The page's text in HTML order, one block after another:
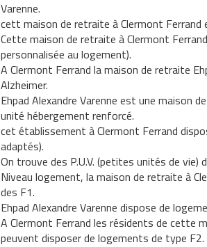
Varenne.
cett maison de retraite à Clermont Ferrand
Cette maison de retraite à Clermont
personnalisée au logement).
A Clermont Ferrand la maison de retraite
Alzheimer.
Ehpad Alexandre Varenne est une maison
unité hébergement renforcé.
cet établissement à Clermont Ferrand
adaptés).
On trouve des P.U.V. (petites unités de vie)
Niveau logement, la maison de retraite à
des F1.
Ehpad Alexandre Varenne dispose de
A Clermont Ferrand les résidents de cette
peuvent disposer de logements de type F2.